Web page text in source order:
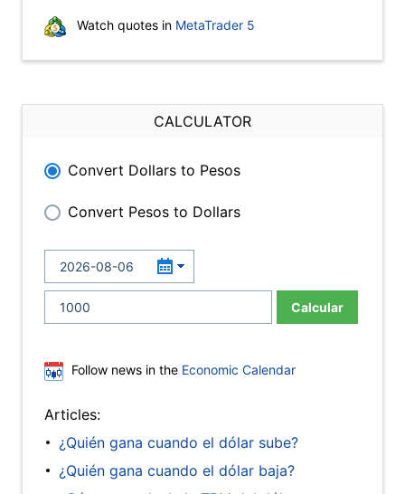
Watch quotes in MetaTrader 5
CALCULATOR
Convert Dollars to Pesos
Convert Pesos to Dollars
Calcular
Follow news in the Economic Calendar
Articles:
¿Quién gana cuando el dólar sube?
¿Quién gana cuando el dólar baja?